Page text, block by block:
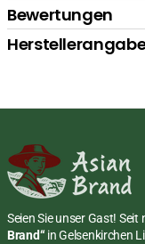
Bewertungen
Seien Sie unser Gast!
Brand“ in Gelsenkirchen